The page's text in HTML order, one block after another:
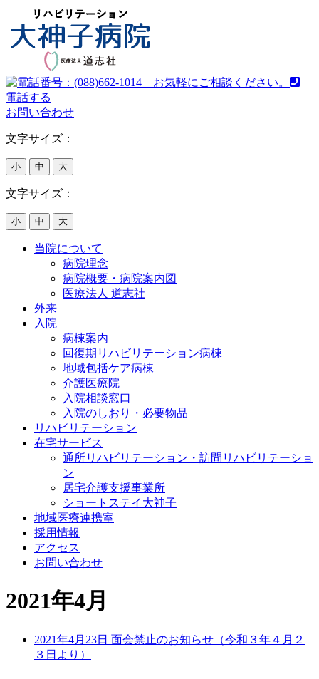
電話する
お問い合わせ
文字サイズ：
小 中 大
文字サイズ：
小 中 大
当院について
病院理念
病院概要・病院案内図
医療法人 道志社
外来
入院
病棟案内
回復期リハビリテーション病棟
地域包括ケア病棟
介護医療院
入院相談窓口
入院のしおり・必要物品
リハビリテーション
在宅サービス
通所リハビリテーション・訪問リハビリテーショ
ン
居宅介護支援事業所
ショートステイ大神子
地域医療連携室
採用情報
アクセス
お問い合わせ
2021年4月
2021年4月23日 面会禁止のお知らせ（令和３年４月２
３日より）